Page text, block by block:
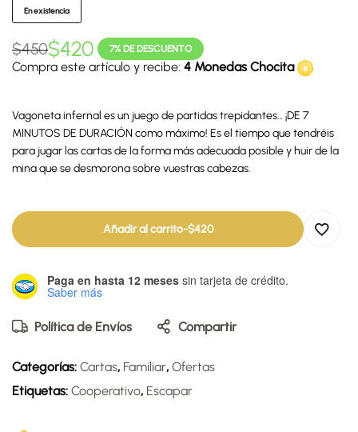
En existencia
$450$420 7% DE DESCUENTO
Compra este artículo y recibe: 4 Monedas Chocita
Vagoneta infernal es un juego de partidas trepidantes… ¡DE 7
MINUTOS DE DURACIÓN como máximo! Es el tiempo que tendréis
para jugar las cartas de la forma más adecuada posible y huir de la
mina que se desmorona sobre vuestras cabezas.
Añadir al carrito-$420
Paga en hasta 12 meses sin tarjeta de crédito.
Saber más
Política de Envíos Compartir
Categorías: Cartas, Familiar, Ofertas
Etiquetas: Cooperativo, Escapar